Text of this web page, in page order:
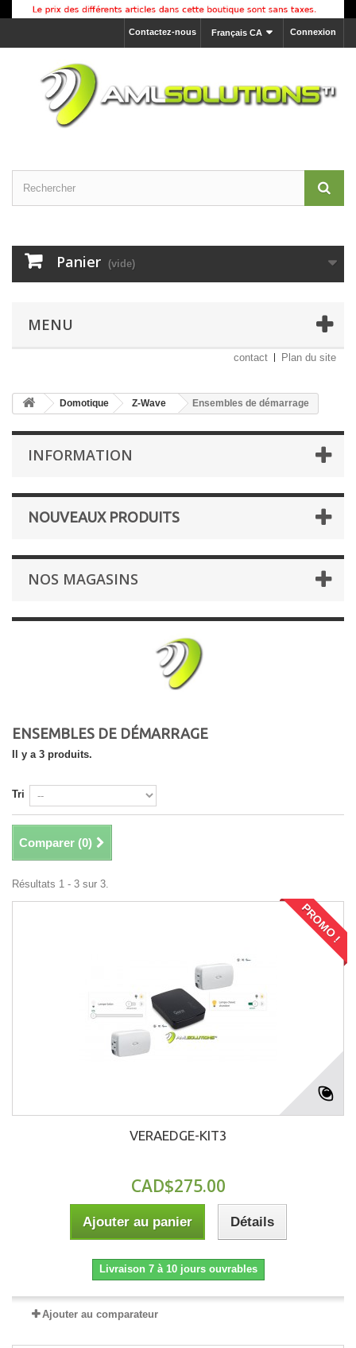
Connexion
Français CA
Contactez-nous
Panier (vide)
MENU
contact Plan du site
Domotique Z-Wave Ensembles de démarrage
INFORMATION
NOUVEAUX PRODUITS
NOS MAGASINS
ENSEMBLES DE DÉMARRAGE
Il y a 3 produits.
Tri
Comparer (0)
Résultats 1 - 3 sur 3.
PROMO !
VERAEDGE-KIT3
CAD$275.00
Ajouter au panier Détails
Livraison 7 à 10 jours ouvrables
Ajouter au comparateur